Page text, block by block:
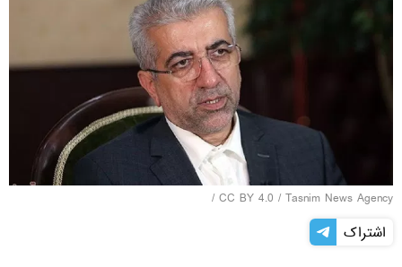
CC BY 4.0 / Tasnim News Agency
/
اشتراک